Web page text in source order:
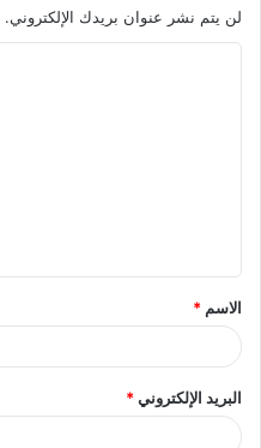
لن يتم نشر عنوان بريدك الإلكتروني.
ق
*
الاسم *
البريد الإلكتروني*